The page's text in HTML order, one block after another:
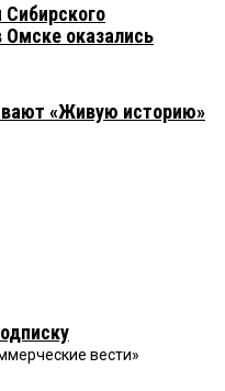
оказались
«Живую историю»
вести»